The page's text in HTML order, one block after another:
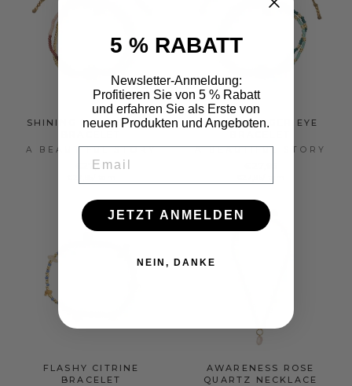
SHINING MOONSTONE
A BEAUTIFUL STORY
€27,95
SHINING TIGER EYE
A BEAUTIFUL STORY
FLASHY CITRINE
BRACELET
AWARENESS ROSE
QUARTZ NECKLACE
5 % RABATT
Newsletter-Anmeldung:
Profitieren Sie von 5 % Rabatt
und erfahren Sie als Erste von
neuen Produkten und Angeboten.
JETZT ANMELDEN
NEIN, DANKE